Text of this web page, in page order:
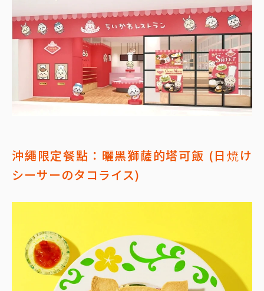
沖繩限定餐點：曬黑獅薩的塔可飯 (日焼け
シーサーのタコライス)